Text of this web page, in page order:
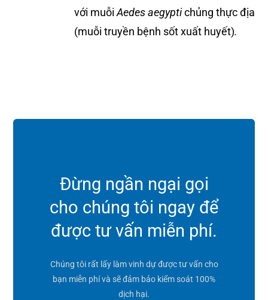
với muỗiAedes aegyptichủng thực địa
(muỗi truyền bệnh sốt xuất huyết).
Đừng ngần ngại gọi
cho chúng tôi ngay để
được tư vấn miễn phí.
Chúng tôi rất lấy làm vinh dự được tư vấn cho
bạn miễn phí và sẽ đảm bảo kiểm soát 100%
dịch hại.